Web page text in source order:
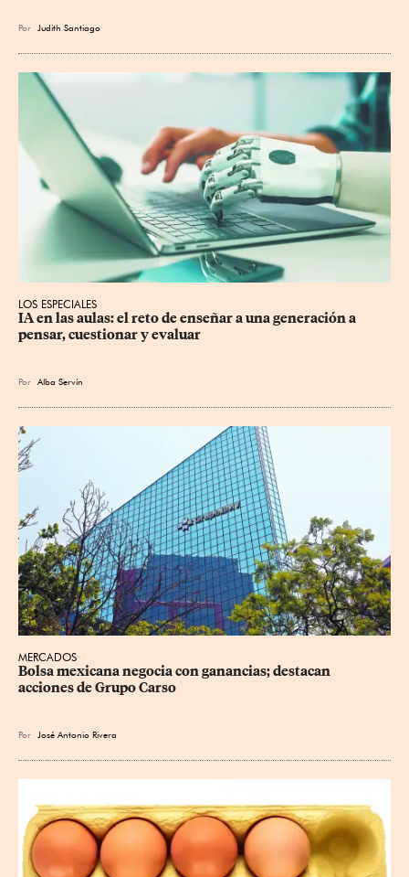
Por Judith Santiago
LOS ESPECIALES
IA en las aulas: el reto de enseñar a una generación a
pensar, cuestionar y evaluar
Por Alba Servín
MERCADOS
Bolsa mexicana negocia con ganancias; destacan
acciones de Grupo Carso
Por José Antonio Rivera